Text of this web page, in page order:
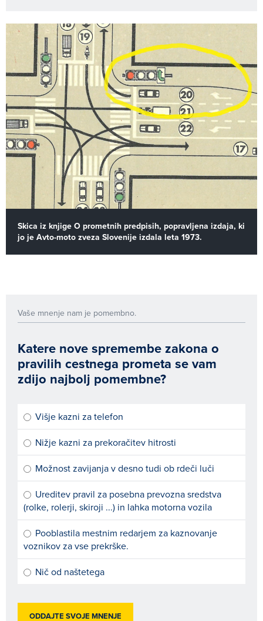
Skica iz knjige O prometnih predpisih, popravljena izdaja, ki
jo je Avto-moto zveza Slovenije izdala leta 1973.
Vaše mnenje nam je pomembno.
Katere nove spremembe zakona o
pravilih cestnega prometa se vam
zdijo najbolj pomembne?
Višje kazni za telefon
Nižje kazni za prekoračitev hitrosti
Možnost zavijanja v desno tudi ob rdeči luči
Ureditev pravil za posebna prevozna sredstva
(rolke, rolerji, skiroji ...) in lahka motorna vozila
Pooblastila mestnim redarjem za kaznovanje
voznikov za vse prekrške.
Nič od naštetega